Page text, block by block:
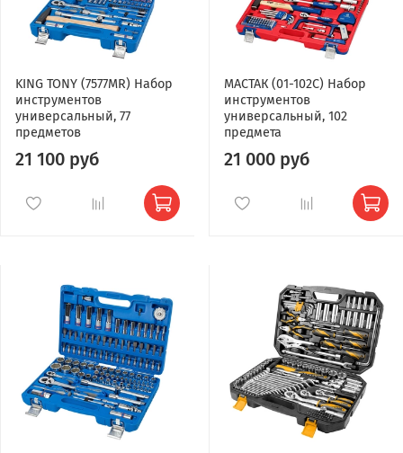
KING TONY (7577MR) Набор
инструментов
универсальный, 77
предметов
21 100 руб
МАСТАК (01-102C) Набор
инструментов
универсальный, 102
предмета
21 000 руб